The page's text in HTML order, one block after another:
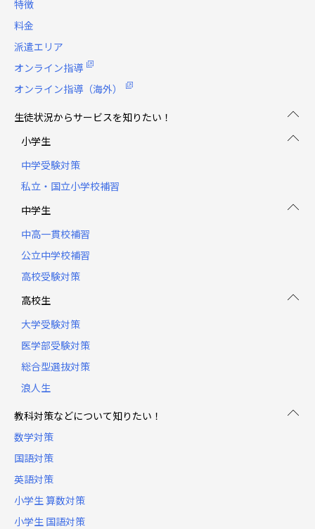
特徴
料金
派遣エリア
オンライン指導
オンライン指導（海外）
生徒状況からサービスを知りたい！
小学生
中学受験対策
私立・国立小学校補習
中学生
中高一貫校補習
公立中学校補習
高校受験対策
高校生
大学受験対策
医学部受験対策
総合型選抜対策
浪人生
教科対策などについて知りたい！
数学対策
国語対策
英語対策
小学生 算数対策
小学生 国語対策